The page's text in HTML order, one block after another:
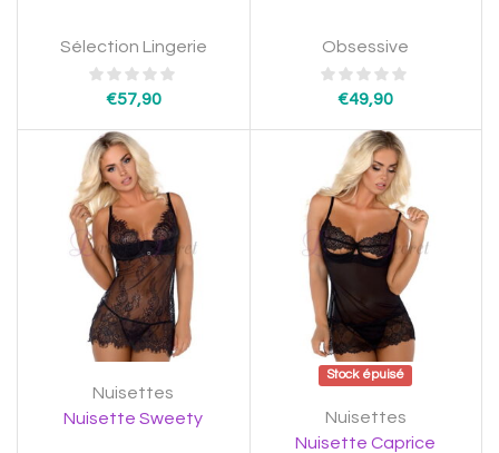
Sélection Lingerie
€57,90
Obsessive
€49,90
Nuisettes
Nuisette Sweety
Stock épuisé
Nuisettes
Nuisette Caprice